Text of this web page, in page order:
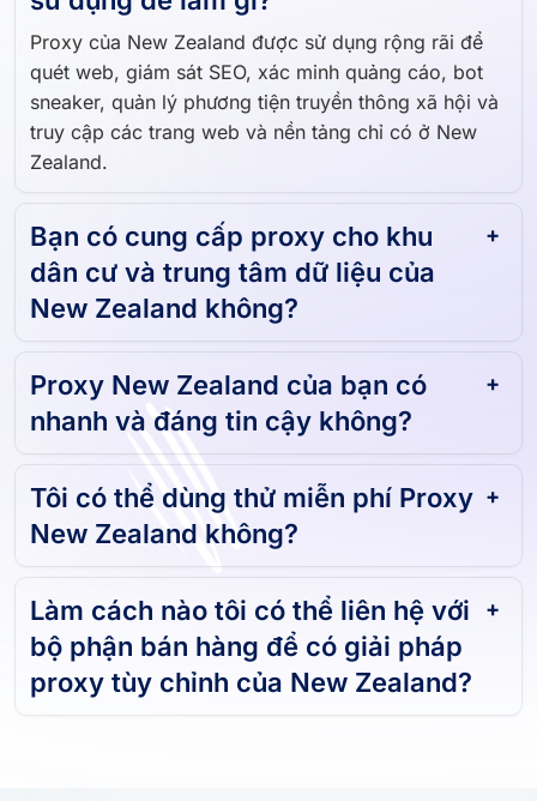
Proxy của New Zealand được sử dụng rộng rãi để
quét web, giám sát SEO, xác minh quảng cáo, bot
sneaker, quản lý phương tiện truyền thông xã hội và
truy cập các trang web và nền tảng chỉ có ở New
Zealand.
Bạn có cung cấp proxy cho khu
dân cư và trung tâm dữ liệu của
New Zealand không?
Proxy New Zealand của bạn có
nhanh và đáng tin cậy không?
Tôi có thể dùng thử miễn phí Proxy
New Zealand không?
Làm cách nào tôi có thể liên hệ với
bộ phận bán hàng để có giải pháp
proxy tùy chỉnh của New Zealand?